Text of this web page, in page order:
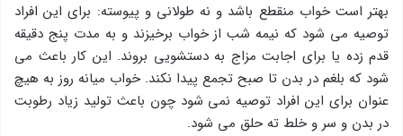
بهتر است خواب منقطع باشد و نه طولانی و پیوسته: برای این افراد
توصیه می شود که نیمه شب از خواب برخیزند و به مدت پنج دقیقه
قدم زده یا برای اجابت مزاج به دستشویی بروند. این کار باعث می
شود که بلغم در بدن تا صبح تجمع پیدا نکند. خواب میانه روز به هیچ
عنوان برای این افراد توصیه نمی شود چون باعث تولید زیاد رطوبت
در بدن و سر و خلط ته حلق می شود.